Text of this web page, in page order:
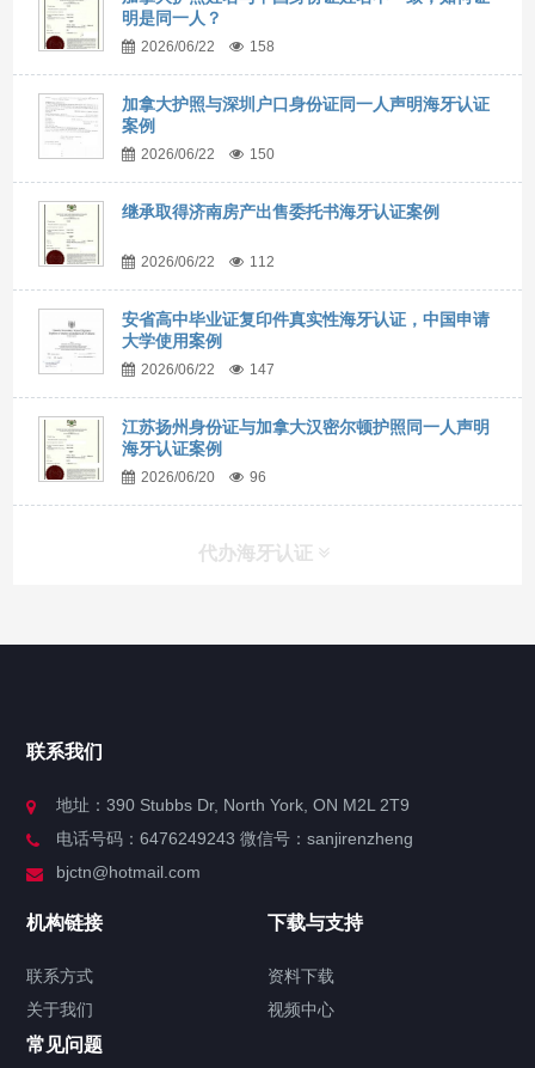
明是同一人？
2026/06/22 158
加拿大护照与深圳户口身份证同一人声明海牙认证
案例
2026/06/22 150
继承取得济南房产出售委托书海牙认证案例
2026/06/22 112
安省高中毕业证复印件真实性海牙认证，中国申请
大学使用案例
2026/06/22 147
江苏扬州身份证与加拿大汉密尔顿护照同一人声明
海牙认证案例
2026/06/20 96
代办海牙认证
服务分类
签署类文件海牙认证程序费用
联系我们
地址：390 Stubbs Dr, North York, ON M2L 2T9
电话号码：6476249243 微信号：sanjirenzheng
bjctn@hotmail.com
机构链接
联系方式
关于我们
下载与支持
资料下载
视频中心
常见问题